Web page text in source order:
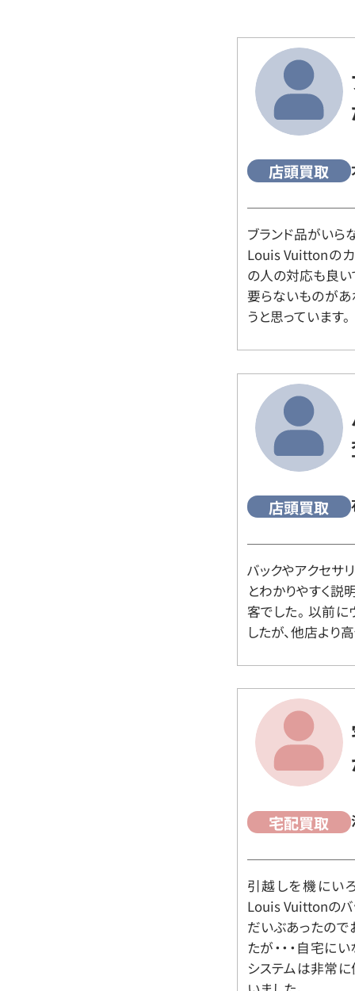
店頭買取
ブランド品がいら
Louis Vuittonの
の人の対応も良い
要らないものがあ
うと思っています。
店頭買取
バックやアクセサ
とわかりやすく説
客でした。 以前
したが、他店より
宅配買取
引越しを機にい
Louis Vuittonのバ
だいぶあったので
たが・・・自宅に
システムは非常に